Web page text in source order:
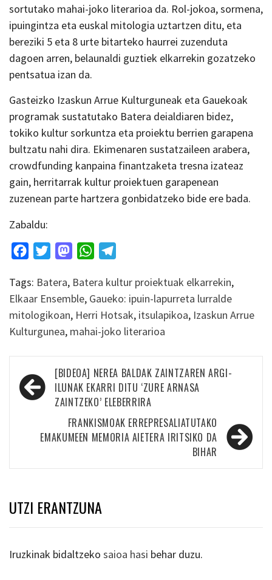
sortutako mahai-joko literarioa da. Rol-jokoa, sormena,
ipuingintza eta euskal mitologia uztartzen ditu, eta
bereziki 5 eta 8 urte bitarteko haurrei zuzenduta
dagoen arren, belaunaldi guztiek elkarrekin gozatzeko
pentsatua izan da.
Gasteizko Izaskun Arrue Kulturguneak eta Gauekoak
programak sustatutako Batera deialdiaren bidez,
tokiko kultur sorkuntza eta proiektu berrien garapena
bultzatu nahi dira. Ekimenaren sustatzaileen arabera,
crowdfunding kanpaina finantzaketa tresna izateaz
gain, herritarrak kultur proiektuen garapenean
zuzenean parte hartzera gonbidatzeko bide ere bada.
Zabaldu:
FacebookTwitterMastodonWhatsApp
Tags: Batera, Batera kultur proiektuak elkarrekin,
Elkaar Ensemble, Gaueko: ipuin-lapurreta lurralde
mitologikoan, Herri Hotsak, itsulapikoa, Izaskun Arrue
Kulturgunea, mahai-joko literarioa
Bidalketetan
zehar
nabigatu
[BIDEOA] NEREA BALDAK ZAINTZAREN ARGI-
ILUNAK EKARRI DITU ‘ZURE ARNASA
ZAINTZEKO’ ELEBERRIRA
FRANKISMOAK ERREPRESALIATUTAKO
EMAKUMEEN MEMORIA AIETERA IRITSIKO DA
BIHAR
UTZI ERANTZUNA
Iruzkinak bidaltzeko saioa hasi behar duzu.